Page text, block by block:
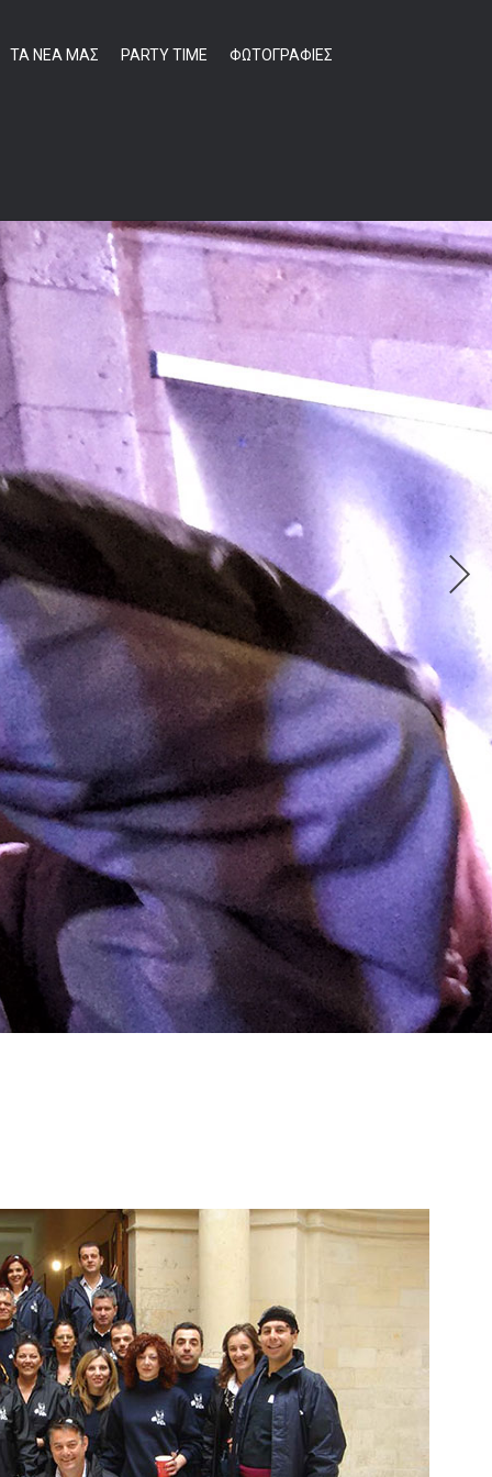
ΤΑ ΝΕΑ ΜΑΣ PARTY TIME ΦΩΤΟΓΡΑΦΙΕΣ